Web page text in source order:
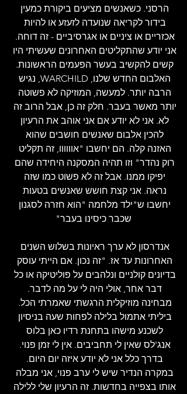
הרסני. כשאנשים מציעים ביקורת כמעין
בידור לקריאה שנועדה לזעזע או להיות
אכזריים או ציניים או אגרסיביים - זה דוחה.
אני יודע שהתקליטים האחרונים שעשיתי היו
קשים להקשיב בעשר הפעמים הראשונות.
האלבום החדש שלנו, WARCHILD, נגיש
הרבה יותר. למעשה, המוזיקה לא פשוטה
יותר מאשר בעבר. חלק זה כן, אבל הרוב זה
לא. אני לא יודע אם אני אוהב את הרעיון
להכין אלבום שאנשים חושבים שהוא
האזנה קלה. הם יחשבו "אוווווו, זה תקליט
רוק נהדר" וזו תהיה המסקנה היחידה שהם
יפיקו ממנו. אבל זה לא פשוט כמו שזה
נראה. אני קצת חושש שאנשים בטעות
יחשבו ש"ילד מלחמה "הוא חזרה לסגנון
שכבר כיסינו בעבר"
אנדרסון לא ערך ראיונות בשלוש השנים
האחרונות עד אז. "זה נכון. אם הייתי עוסק
בדיונים קולניים ונלהבים על פוליטיקה או כל
דבר אחר, אולי היה לי על מה לדבר.
מבחינה מוזיקלית הרגשתי שאמרתי הכל.
ביליתי אתמול בלילה לפחות שעה בניסיון
לשכנע מישהו בתחנת רדיו כאן בלוס
אנג'לס שאין לי תחביבים. אין לי זמן פנוי.
בדרך כלל אני לא יודע איזה יום היום.
במקרה הנדיר שיש לי ערב פנוי, אני מבלה
אותו בצפייה בחדשות. זה הרעיון שלי ללילה